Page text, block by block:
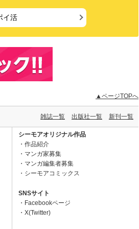
イ活
▲ページTOPへ
雑誌一覧 出版社一覧 新刊一覧
シーモアオリジナル作品
作品紹介
マンガ家募集
マンガ編集者募集
シーモアコミックス
SNSサイト
Facebookページ
X(Twitter)